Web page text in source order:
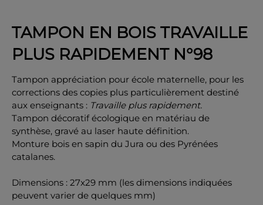
TAMPON EN BOIS TRAVAILLE
PLUS RAPIDEMENT N°98
Tampon appréciation pour école maternelle, pour les
corrections des copies plus particulièrement destiné
aux enseignants : Travaille plus rapidement.
Tampon décoratif écologique en matériau de
synthèse, gravé au laser haute définition.
Monture bois en sapin du Jura ou des Pyrénées
catalanes.
Dimensions : 27x29 mm (les dimensions indiquées
peuvent varier de quelques mm)